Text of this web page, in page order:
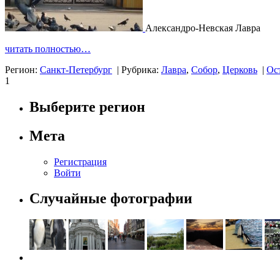
Александро-Невская Лавра
читать полностью…
Регион: Санкт-Петербург | Рубрика: Лавра, Собор, Церковь |
1
Выберите регион
Мета
Регистрация
Войти
Случайные фотографии